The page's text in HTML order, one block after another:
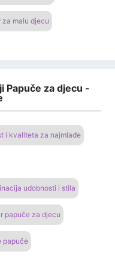
malu djecu
Papuče za djecu -
i kvaliteta za najmlađe
udobnosti i stila
papuče za djecu
papuče